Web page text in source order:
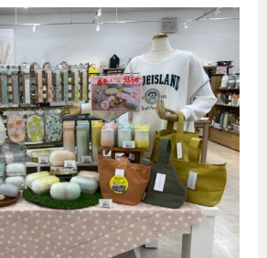
ラワー、人工観葉植物の専門店
アイテム、ギフト、インテリア
問合わせください。